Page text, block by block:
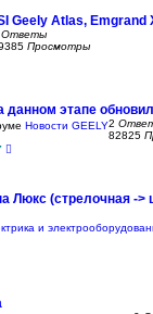
Geely Atlas, Emgrand
Ответы
Просмотры
этапе
Новости GEELY2
82825
Люкс (стрелочная -
и